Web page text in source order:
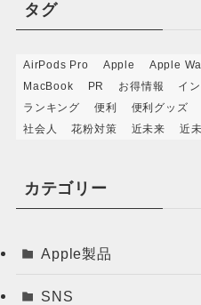
タグ
AirPods Pro Apple Apple
MacBook
PR お得情報 イ
ランキング
便利 便利グッズ
社会人
花粉対策 近未来 近
カテゴリー
Apple製品
SNS